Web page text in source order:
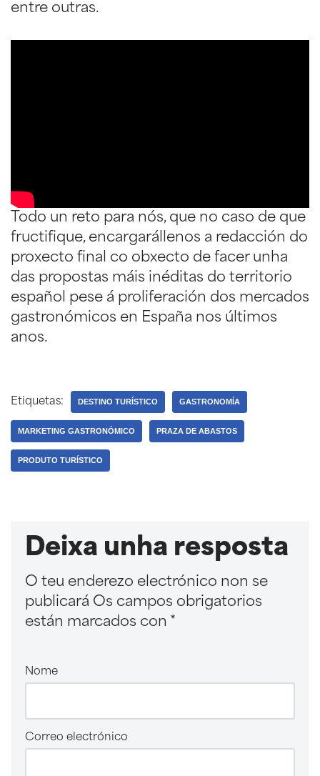
entre outras.
Todo un reto para nós, que no caso de que
fructifique, encargarállenos a redacción do
proxecto final co obxecto de facer unha
das propostas máis inéditas do territorio
español pese á proliferación dos mercados
gastronómicos en España nos últimos
anos.
Etiquetas: DESTINO TURÍSTICO GASTRONOMÍA
MARKETING GASTRONÓMICO PRAZA DE ABASTOS
PRODUTO TURÍSTICO
Deixa unha resposta
O teu enderezo electrónico non se
publicará Os campos obrigatorios
están marcados con *
Nome
Correo electrónico